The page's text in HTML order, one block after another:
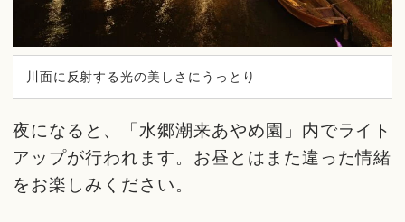
川面に反射する光の美しさにうっとり
夜になると、「水郷潮来あやめ園」内でライト
アップが行われます。お昼とはまた違った情緒
をお楽しみください。